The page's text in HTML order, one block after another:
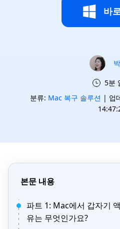
바
5분
분류: Mac 복구 솔루션 | 업
본문 내용
파트 1: Mac에서 갑자기
유는 무엇인가요?